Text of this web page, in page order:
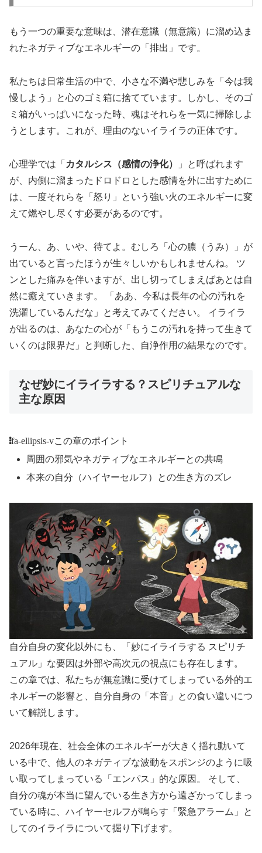
もう一つの重要な意味は、潜在意識（無意識）に溜め込ま
れたネガティブなエネルギーの「排出」です。
私たちは日常生活の中で、小さな不満や悲しみを「今は我
慢しよう」と心のゴミ箱に捨てています。しかし、そのゴ
ミ箱がいっぱいになった時、魂はそれらを一気に掃除しよ
うとします。これが、理由のないイライラの正体です。
心理学では「 カタルシス（感情の浄化）
」と呼ばれます
が、内側に溜まったドロドロとした感情を外に出すために
は、一度それらを「怒り」という強い火のエネルギーに変
えて燃やし尽くす必要があるのです。
うーん、あ、いや、待てよ。むしろ「心の膿（うみ）」が
出ていると言ったほうが生々しいかもしれませんね。 ツ
ンとした痛みを伴いますが、出し切ってしまえばあとは自
然に癒えていきます。 「ああ、今私は長年の心の汚れを
洗濯しているんだな」と考えてみてください。 イライラ
が出るのは、あなたの心が「もうこの汚れを持って生きて
いくのは限界だ」と判断した、自浄作用の結果なのです。
なぜ妙にイライラする？スピリチュアルな
主な原因
fa-ellipsis-vこの章のポイント
周囲の邪気やネガティブなエネルギーとの共鳴
本来の自分（ハイヤーセルフ）との生き方のズレ
自分自身の変化以外にも、「妙にイライラする スピリチ
ュアル」な要因は外部や高次元の視点にも存在します。
この章では、私たちが無意識に受けてしまっている外的エ
ネルギーの影響と、自分自身の「本音」との食い違いにつ
いて解説します。
2026年現在、社会全体のエネルギーが大きく揺れ動いて
いる中で、他人のネガティブな波動をスポンジのように吸
い取ってしまっている「エンパス」的な原因。 そして、
自分の魂が本当に望んでいる生き方から遠ざかってしまっ
ている時に、ハイヤーセルフが鳴らす「緊急アラーム」と
してのイライラについて掘り下げます。